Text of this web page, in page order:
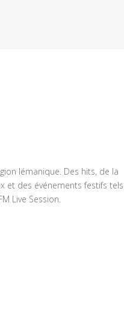
lémanique. Des hits, de la
et des événements festifs
Live Session.